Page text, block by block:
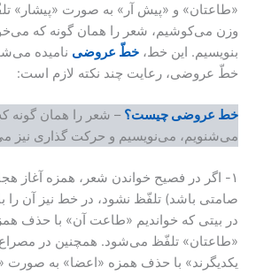
و «پیش آر» به صورت «پیشار» تلفّظ
شعر را همان گونه که می‌خوانیم یا
این خط، خطّ عروضی نامیده می‌شود. در
رعایت چند نکته لازم است:
چیست؟ – شعر را همان گونه که
می‌نویسیم و حرکت گذاری نیز می‌کنیم.
در فصیح خواندن شعر، همزه آغاز هجا (وقتی
باشد) تلفّظ نشود، در خط نیز آن را باید حذف
که خواندیم «طاعت آن» با حذف همزه به
تلفّظ می‌شود. همچنین در مصراع «بنی
با حذف همزه «اعضا» به صورت «بنی